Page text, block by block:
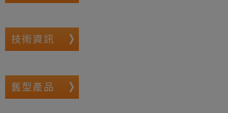
技術資訊
舊型產品